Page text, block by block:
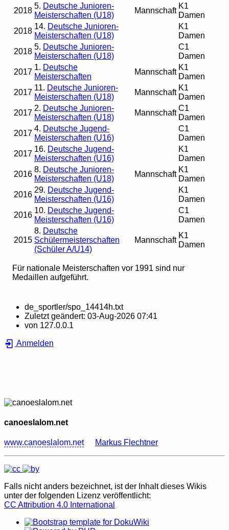
2018
5. Deutsche Junioren-
Meisterschaften (U18)
Mannschaft
K1
Damen
2018
14. Deutsche Junioren-
Meisterschaften (U18)
K1
Damen
2018
5. Deutsche Junioren-
Meisterschaften (U18)
C1
Damen
2017
1. Deutsche
Meisterschaften
Mannschaft
K1
Damen
2017
11. Deutsche Junioren-
Meisterschaften (U18)
Mannschaft
K1
Damen
2017
2. Deutsche Junioren-
Meisterschaften (U18)
Mannschaft
C1
Damen
2017
4. Deutsche Jugend-
Meisterschaften (U16)
C1
Damen
2017
16. Deutsche Jugend-
Meisterschaften (U16)
K1
Damen
2016
8. Deutsche Junioren-
Meisterschaften (U18)
Mannschaft
K1
Damen
2016
29. Deutsche Jugend-
Meisterschaften (U16)
K1
Damen
2016
10. Deutsche Jugend-
Meisterschaften (U16)
C1
Damen
2015
8. Deutsche
Schülermeisterschaften
(Schüler A/U14)
Mannschaft
K1
Damen
Für nationale Meisterschaften vor 1991 sind nur
Medaillen aufgeführt.
de_sportler/spo_14414h.txt
Zuletzt geändert: 03-Aug-2026 07:41
von 127.0.0.1
Anmelden
canoeslalom.net
www.canoeslalom.net Markus Flechtner
Falls nicht anders bezeichnet, ist der Inhalt dieses Wikis
unter der folgenden Lizenz veröffentlicht:
CC Attribution 4.0 International